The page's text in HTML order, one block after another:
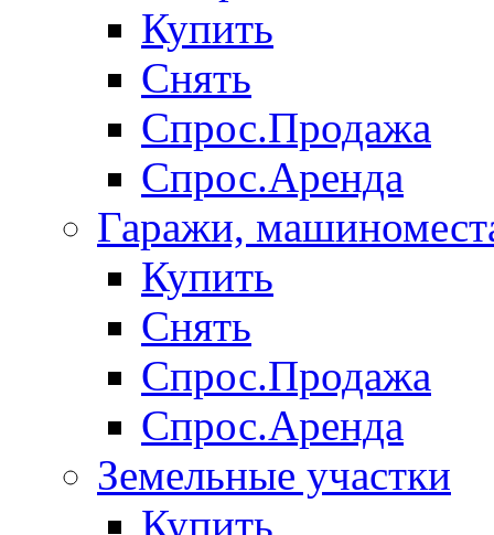
Купить
Снять
Спрос.Продажа
Спрос.Аренда
Гаражи,
Купить
Снять
Спрос.Продажа
Спрос.Аренда
Земельные участки
Купить